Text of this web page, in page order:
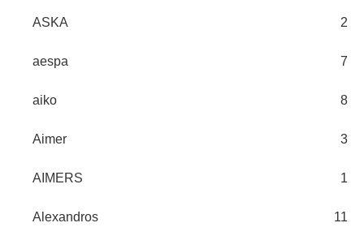
ASKA 2
aespa 7
aiko 8
Aimer 3
AIMERS 1
Alexandros 11